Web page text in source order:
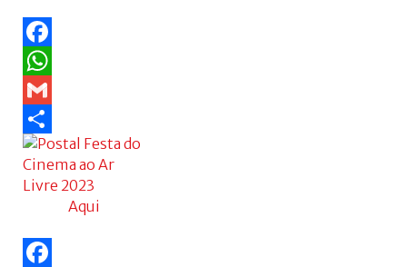
Facebook
WhatsApp
Gmail
Share
Aqui